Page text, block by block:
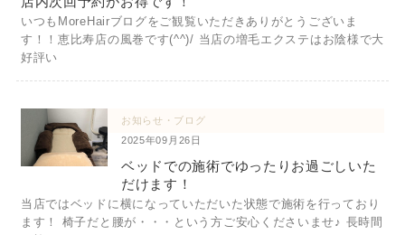
いつもMoreHairブログをご観覧いただきありがとうございま
す！！恵比寿店の風巻です(^^)/ 当店の増毛エクステはお陰様で大
好評い
お知らせ・ブログ
2025年09月26日
ベッドでの施術でゆったりお過ごしいた
だけます！
当店ではベッドに横になっていただいた状態で施術を行っており
ます！ 椅子だと腰が・・・という方ご安心くださいませ♪ 長時間